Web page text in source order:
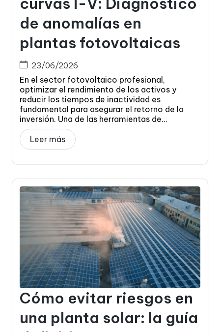
de anomalías en
plantas fotovoltaicas
23/06/2026
En el sector fotovoltaico profesional,
optimizar el rendimiento de los activos y
reducir los tiempos de inactividad es
fundamental para asegurar el retorno de la
inversión. Una de las herramientas de...
Leer más
Cómo evitar riesgos en
una planta solar: la guía